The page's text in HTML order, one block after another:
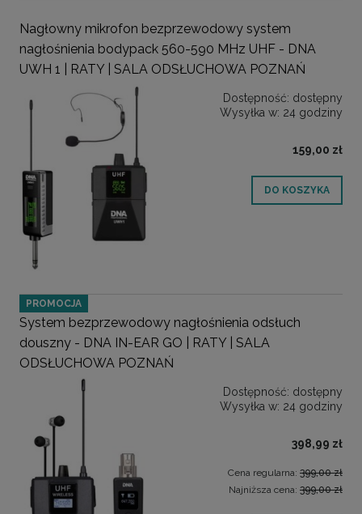
Nagłowny mikrofon bezprzewodowy system
nagłośnienia bodypack 560-590 MHz UHF - DNA
UWH 1 | RATY | SALA ODSŁUCHOWA POZNAŃ
Dostępność: dostępny
Wysyłka w: 24 godziny
159,00 zł
DO KOSZYKA
System bezprzewodowy nagłośnienia odsłuch
douszny - DNA IN-EAR GO | RATY | SALA
ODSŁUCHOWA POZNAŃ
Dostępność: dostępny
Wysyłka w: 24 godziny
398,99 zł
Cena regularna: 399,00 zł
Najniższa cena: 399,00 zł
PROMOCJA